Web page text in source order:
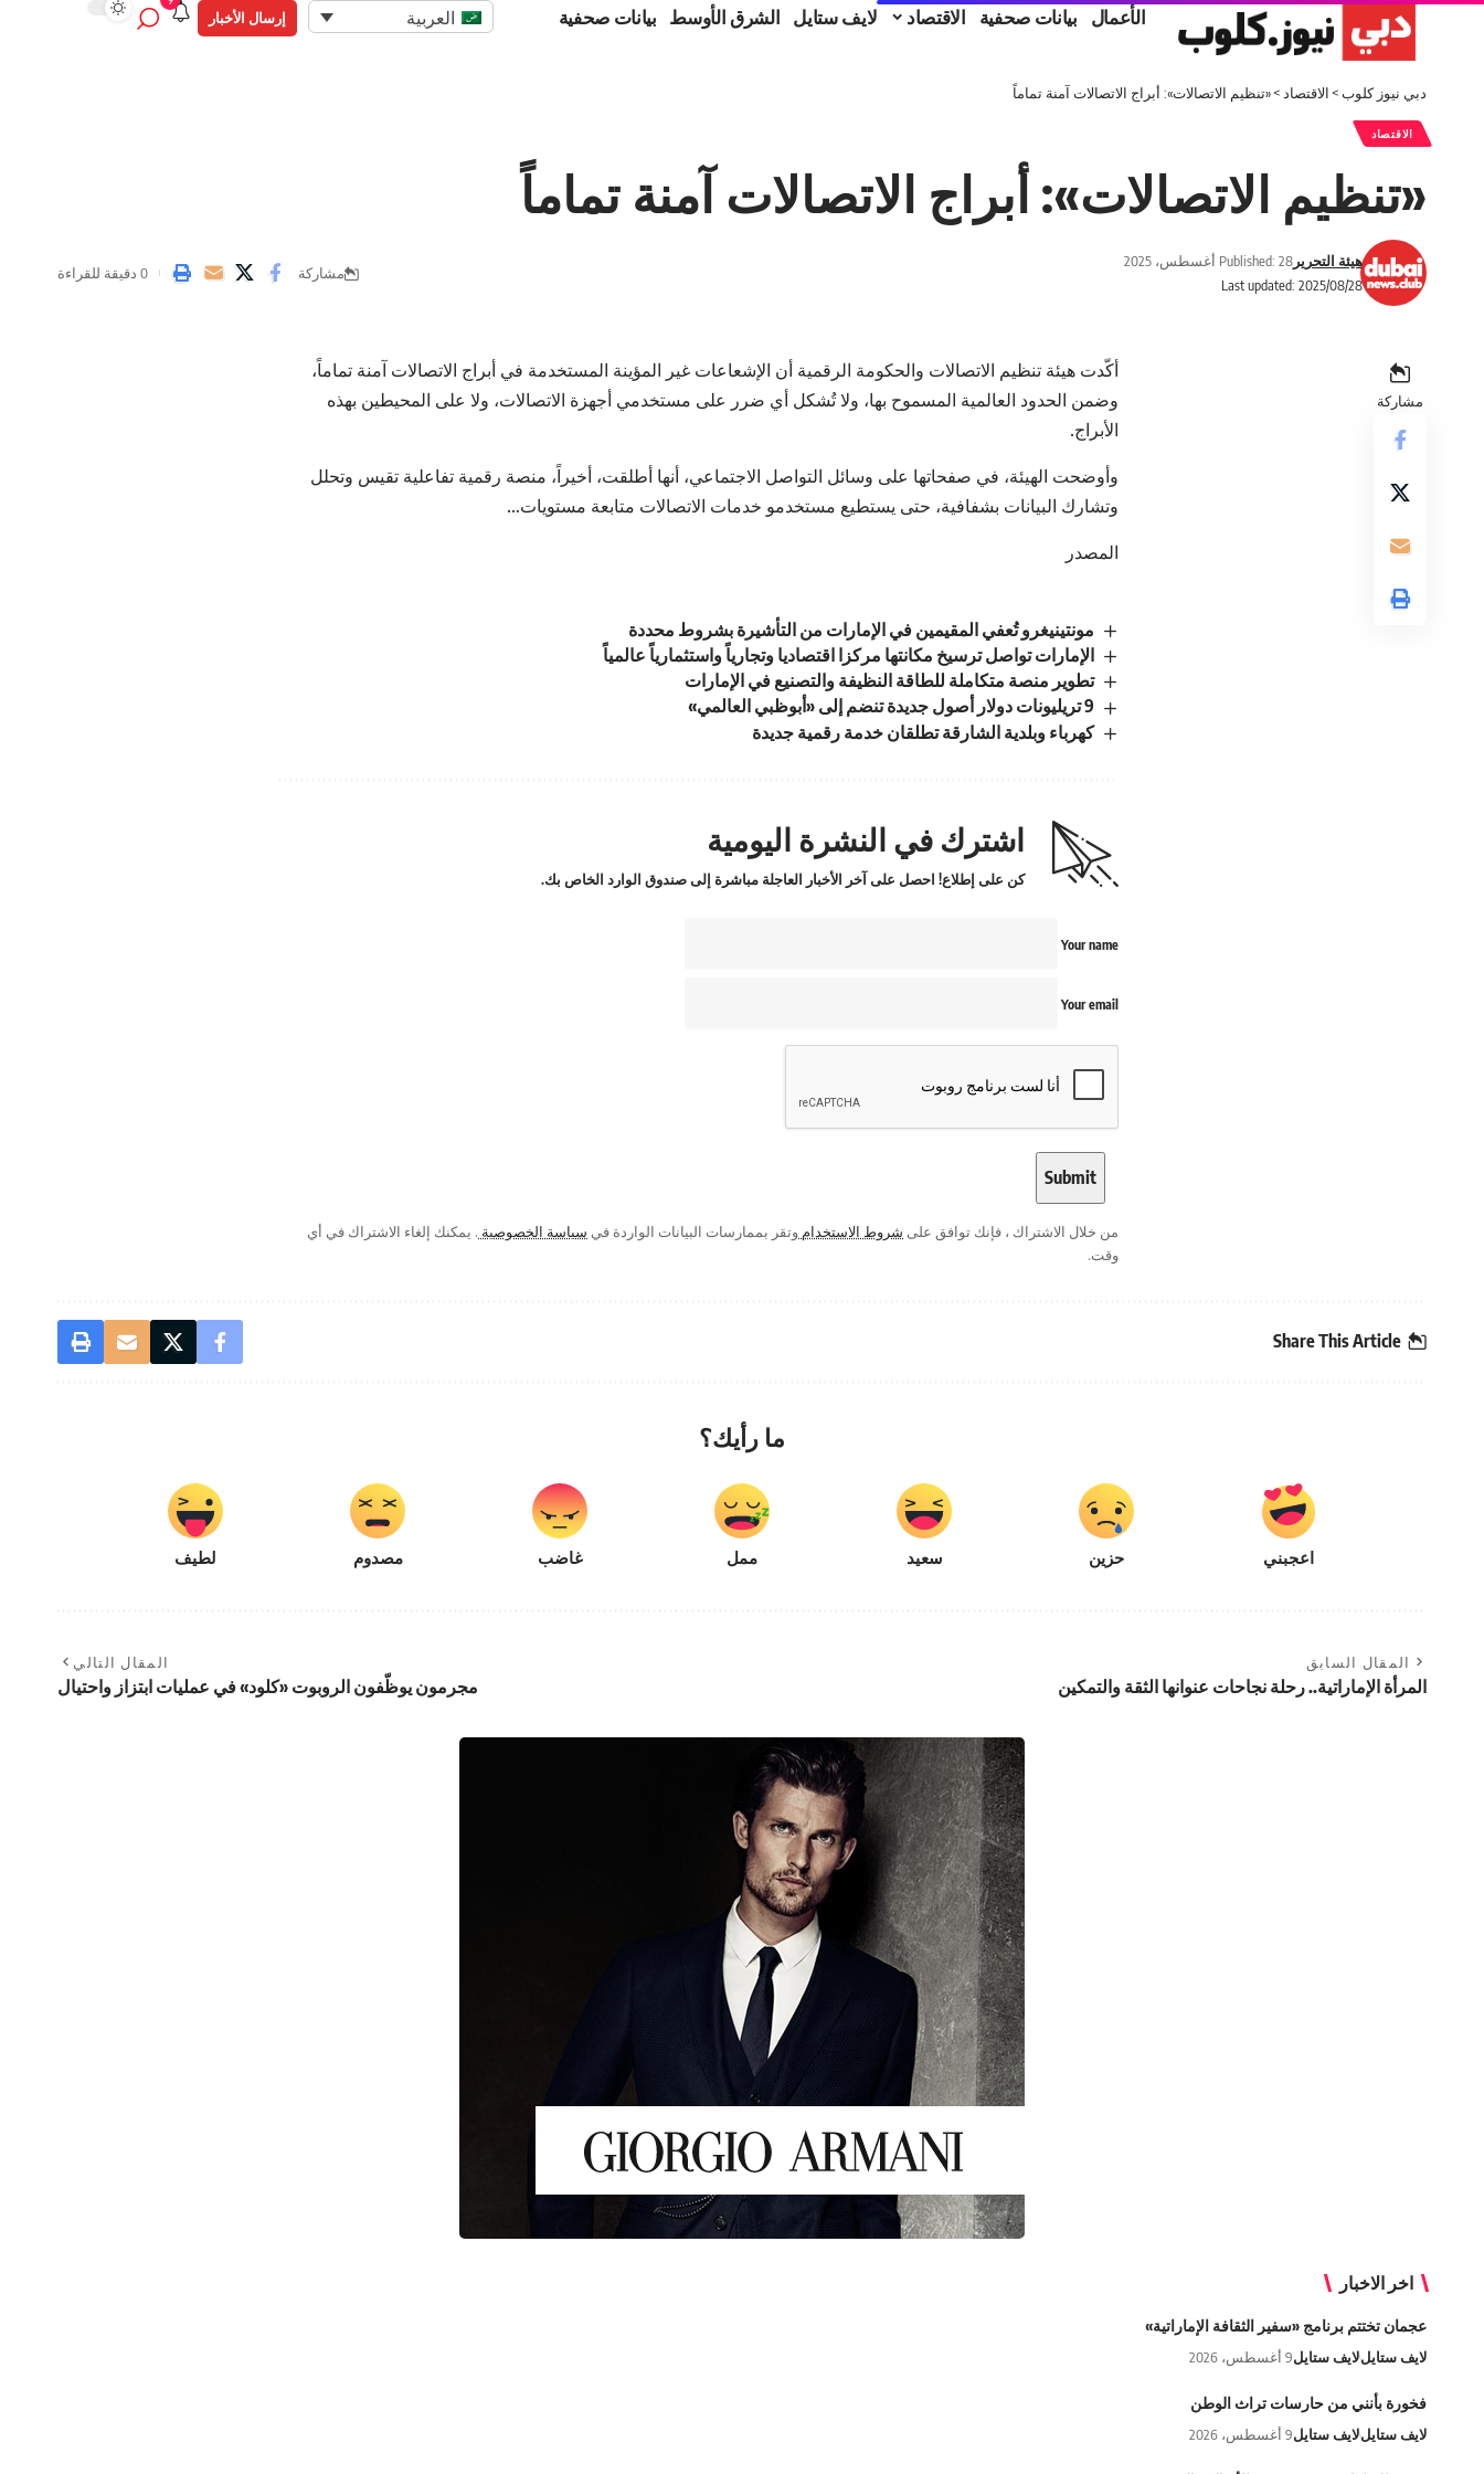
الأعمال بيانات صحفية الاقتصاد لايف ستايل الشرق الأوسط بيانات صحفية العربية إرسال الأخبار
دبي نيوز كلوب> الاقتصاد >«تنظيم الاتصالات»: أبراج الاتصالات آمنة تماماً
الاقتصاد
«تنظيم الاتصالات»: أبراج الاتصالات آمنة تماماً
Last updated: 2025/08/28
هيئة التحريرPublished: 28 أغسطس، 2025
مشاركة 0 دقيقة للقراءة
مشاركة
أكّدت هيئة تنظيم الاتصالات والحكومة الرقمية أن الإشعاعات غير المؤينة المستخدمة في أبراج الاتصالات آمنة تماماً،
وضمن الحدود العالمية المسموح بها، ولا تُشكل أي ضرر على مستخدمي أجهزة الاتصالات، ولا على المحيطين بهذه
الأبراج.
وأوضحت الهيئة، في صفحاتها على وسائل التواصل الاجتماعي، أنها أطلقت، أخيراً، منصة رقمية تفاعلية تقيس وتحلل
وتشارك البيانات بشفافية، حتى يستطيع مستخدمو خدمات الاتصالات متابعة مستويات…
المصدر
مونتينيغرو تُعفي المقيمين في الإمارات من التأشيرة بشروط محددة
الإمارات تواصل ترسيخ مكانتها مركزا اقتصاديا وتجارياً واستثمارياً عالمياً
تطوير منصة متكاملة للطاقة النظيفة والتصنيع في الإمارات
9 تريليونات دولار أصول جديدة تنضم إلى «أبوظبي العالمي»
كهرباء وبلدية الشارقة تطلقان خدمة رقمية جديدة
اشترك في النشرة اليومية
كن على إطلاع! احصل على آخر الأخبار العاجلة مباشرة إلى صندوق الوارد الخاص بك.
Your name
Your email
من خلال الاشتراك ، فإنك توافق على شروط الاستخدام وتقر بممارسات البيانات الواردة في سياسة الخصوصية . يمكنك إلغاء الاشتراك في أي
وقت.
Share This Article
ما رأيك؟
اعجبني حزين سعيد ممل غاضب مصدوم لطيف
المقال السابق
المرأة الإماراتية.. رحلة نجاحات عنوانها الثقة والتمكين
المقال التالي
مجرمون يوظّفون الروبوت «كلود» في عمليات ابتزاز واحتيال
اخر الاخبار
عجمان تختتم برنامج «سفير الثقافة الإماراتية»
لايف ستايللايف ستايل9 أغسطس، 2026
فخورة بأنني من حارسات تراث الوطن
لايف ستايللايف ستايل9 أغسطس، 2026